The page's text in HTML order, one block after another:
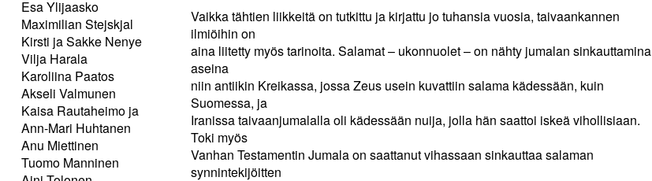
Esa Ylijaasko
Maximilian Stejskjal
Kirsti ja Sakke Nenye
Vilja Harala
Karoliina Paatos
Akseli Valmunen
Kaisa Rautaheimo ja
Ann-Mari Huhtanen
Anu Miettinen
Tuomo Manninen
Vaikka tähtien liikkeitä on tutkittu ja kirjattu jo tuhansia vuosia, taivaankannen
ilmiöihin on
aina liitetty myös tarinoita. Salamat – ukonnuolet – on nähty jumalan sinkauttamina
aseina
niin antiikin Kreikassa, jossa Zeus usein kuvattiin salama kädessään, kuin
Suomessa, ja
Iranissa taivaanjumalalla oli kädessään nuija, jolla hän saattoi iskeä vihollisiaan.
Toki myös
Vanhan Testamentin Jumala on saattanut vihassaan sinkauttaa salaman
synnintekijöitten